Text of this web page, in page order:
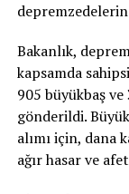
Bakanlık,
kapsamda
905 büyükbaş
gönderildi.
alımı için, dana
ağır hasar ve